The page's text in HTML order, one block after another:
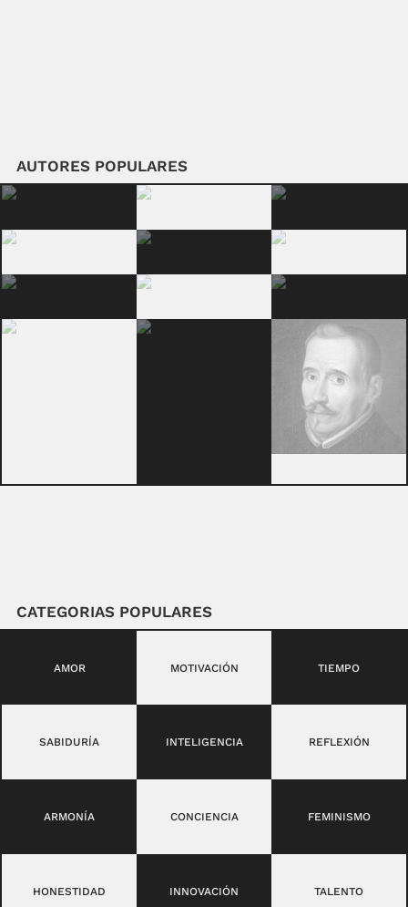
AUTORES POPULARES
CATEGORIAS POPULARES
AMOR MOTIVACIÓN TIEMPO
SABIDURÍA INTELIGENCIA REFLEXIÓN
ARMONÍA CONCIENCIA FEMINISMO
HONESTIDAD INNOVACIÓN TALENTO